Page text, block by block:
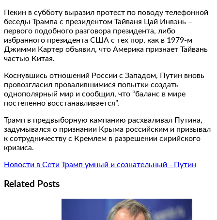
Пекин в субботу выразил протест по поводу телефонной
беседы Трампа с президентом Тайваня Цай Инвэнь –
первого подобного разговора президента, либо
избранного президента США с тех пор, как в 1979-м
Джимми Картер объявил, что Америка признает Тайвань
частью Китая.
Коснувшись отношений России с Западом, Путин вновь
провозгласил провалившимися попытки создать
однополярный мир и сообщил, что “баланс в мире
постепенно восстанавливается”.
Трамп в предвыборную кампанию расхваливал Путина,
задумывался о признании Крыма российским и призывал
к сотрудничеству с Кремлем в разрешении сирийского
кризиса.
Новости в Сети Трамп умный и сознательный - Путин
Related Posts